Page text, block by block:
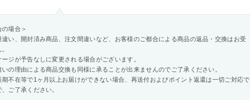
の場合＞
違い、開封済み商品、注文間違いなど、お客様のご都合による商品の返品・交換はお受
ジが予告なしに変更される場合がございます。
の理由による商品交換も同様に承ることが出来ませんのでご了承ください。
期不在等で1ヶ月以上お届けができない場合、再送付およびポイント返還は一切ご対応で
ご了承ください。